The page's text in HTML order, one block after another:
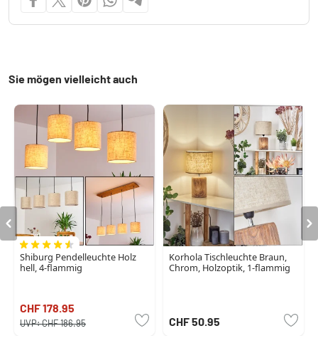
Sie mögen vielleicht auch
Shiburg Pendelleuchte Holz
hell, 4-flammig
CHF 178.95
UVP:CHF 186.95
Korhola Tischleuchte Braun,
Chrom, Holzoptik, 1-flammig
CHF 50.95